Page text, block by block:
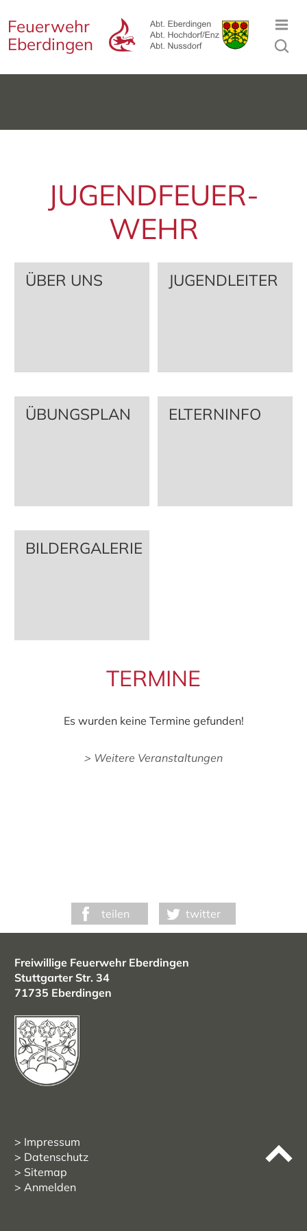
Feuerwehr
Eberdingen
JUGEND­FEUER­
WEHR
ÜBER UNS JUGEND­LEITER
ÜBUNGSPLAN ELTERNINFO
BILDERGALERIE
TERMINE
Es wurden keine Termine gefunden!
> Weitere Veranstaltungen
teilen twitter
Freiwillige Feuerwehr Eberdingen
Stuttgarter Str. 34
71735 Eberdingen
Impressum
Datenschutz
Sitemap
Anmelden